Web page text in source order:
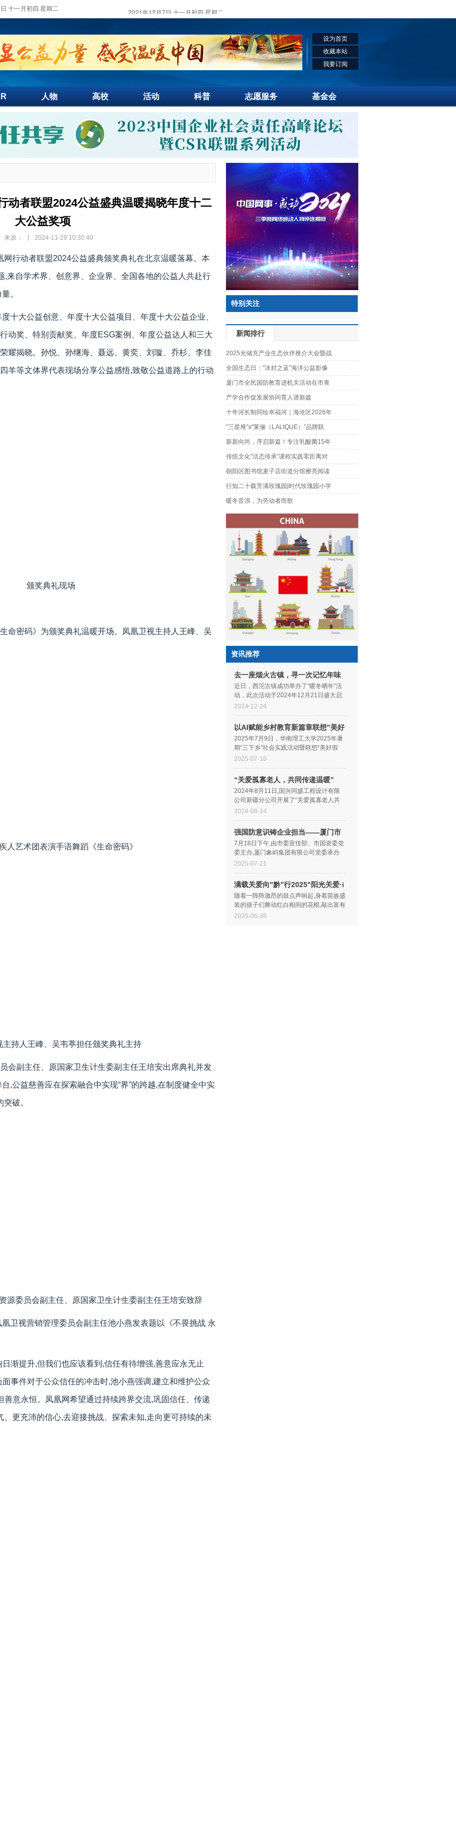
十一月初四 星期二
设为首页
收藏本站
我要订阅
人物 高校 活动 科普 志愿服务 基金会
动者联盟2024公益盛典温暖揭晓年度十二
大公益奖项
来源： 2024-11-29 10:30:40
行动者联盟2024公益盛典颁奖典礼在北京温暖落幕。本
,来自学术界、创意界、企业界、全国各地的公益人共赴行
。
十大公益创意、年度十大公益项目、年度十大公益企业、
动奖、特别贡献奖、年度ESG案例、年度公益达人和三大
耀揭晓。孙悦、孙继海、聂远、黄奕、刘璇、乔杉、李佳
羊等文体界代表现场分享公益感悟,致敬公益道路上的行动
颁奖典礼现场
命密码》为颁奖典礼温暖开场。凤凰卫视主持人王峰、吴
人艺术团表演手语舞蹈《生命密码》
主持人王峰、吴韦葶担任颁奖典礼主持
会副主任、原国家卫生计生委副主任王培安出席典礼并发
,公益慈善应在探索融合中实现“界”的跨越,在制度健全中实
破。
源委员会副主任、原国家卫生计生委副主任王培安致辞
卫视营销管理委员会副主任池小燕发表题以《不畏挑战 永
渐提升,但我们也应该看到,信任有待增强,善意应永无止
事件对于公众信任的冲击时,池小燕强调,建立和维护公众
善意永恒。凤凰网希望通过持续跨界交流,巩固信任、传递
更充沛的信心,去迎接挑战、探索未知,走向更可持续的未
特别关注
新闻排行
2025光储充产业生态伙伴推介大会暨战
全国生态日："冰封之蓝”海洋公益影像
厦门市全民国防教育进机关活动在市青
产学合作促发展协同育人谱新篇
十年河长制同绘幸福河｜海沧区2026年
"三星堆”x"莱俪（LALIQUE）”品牌联
新新向尚，序启新篇！专注乳酸菌15年
传统文化"活态传承”课程实践零距离对
朝阳区图书馆麦子店街道分馆擦亮阅读
行知二十载芳满玫瑰园|时代玫瑰园小学
暖冬音浪，为劳动者而歌
资讯推荐
去一座烟火古镇，寻一次记忆年味
西沱
近日，西沱古镇成功举办了“暖冬晒年”活
动，此次活动于2024年12月21日盛大启
幕，为游客们精心打造了一场集传统年味
2024-12-24
以AI赋能乡村教育新篇章联想"美好
假期
2025年7月9日，华南理工大学2025年暑
期“三下乡”社会实践活动暨联想“美好假
期”第十一季出征仪式在华南理工大学举
2025-07-10
“关爱孤寡老人，共同传递温暖”
2024年8月11日,国兴同盛工程设计有限
公司新疆分公司开展了“关爱孤寡老人共
同传递温暖”的公益活动。随着老龄化的
2024-08-14
强国防意识铸企业担当——厦门市
全民
7月18日下午,由市委宣传部、市国资委党
委主办,厦门象屿集团有限公司党委承办
的“强国防意识铸企业担当”厦门市全民国
2025-07-21
满载关爱向"黔”行2025"阳光关爱·i
读
随着一阵阵激昂的鼓点声响起,身着苗族盛
装的孩子们舞动红白相间的花棍,敲出富有
韵律的节奏。他们脚步轻快,裙摆上下翻
2025-06-26